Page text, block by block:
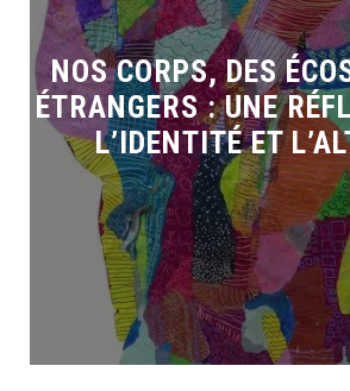
NOS CORPS, DES
ÉTRANGERS : UNE
L’IDENTITÉ ET